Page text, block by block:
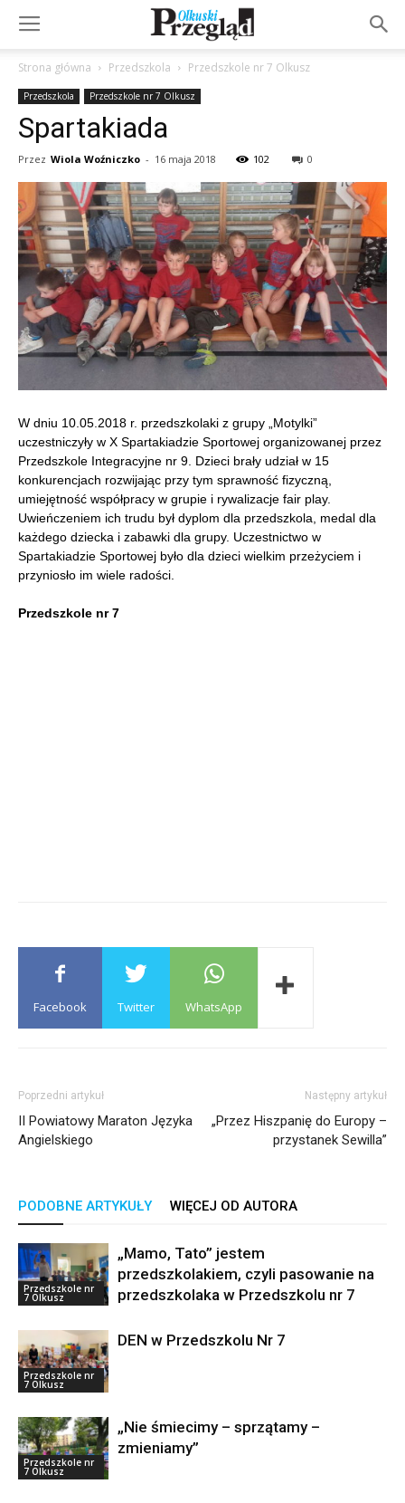
Strona główna Przedszkola Przedszkole nr 7 Olkusz
Przedszkola Przedszkole nr 7 Olkusz
Spartakiada
Przez Wiola Woźniczko - 16 maja 2018 102 0
W dniu 10.05.2018 r. przedszkolaki z grupy „Motylki”
uczestniczyły w X Spartakiadzie Sportowej organizowanej przez
Przedszkole Integracyjne nr 9. Dzieci brały udział w 15
konkurencjach rozwijając przy tym sprawność fizyczną,
umiejętność współpracy w grupie i rywalizacje fair play.
Uwieńczeniem ich trudu był dyplom dla przedszkola, medal dla
każdego dziecka i zabawki dla grupy. Uczestnictwo w
Spartakiadzie Sportowej było dla dzieci wielkim przeżyciem i
przyniosło im wiele radości.
Przedszkole nr 7
Facebook Twitter WhatsApp
Poprzedni artykuł
II Powiatowy Maraton Języka
Angielskiego
Następny artykuł
„Przez Hiszpanię do Europy –
przystanek Sewilla”
PODOBNE ARTYKUŁY WIĘCEJ OD AUTORA
Przedszkole nr
7 Olkusz
„Mamo, Tato” jestem
przedszkolakiem, czyli pasowanie na
przedszkolaka w Przedszkolu nr 7
Przedszkole nr
7 Olkusz
DEN w Przedszkolu Nr 7
Przedszkole nr
7 Olkusz
„Nie śmiecimy – sprzątamy –
zmieniamy”